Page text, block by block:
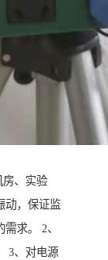
房、实验
动，保证监
求。 2、
3、对电源